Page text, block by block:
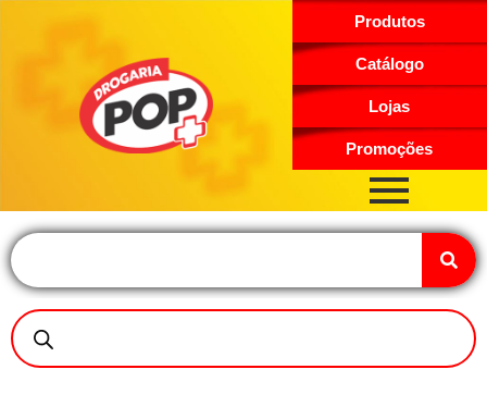
Produtos
Catálogo
Lojas
Promoções